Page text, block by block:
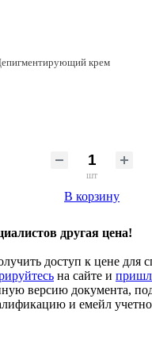
крем
шт
В корзину
другая цена!
доступ к цене для
на сайте и
версию документа,
и емейл